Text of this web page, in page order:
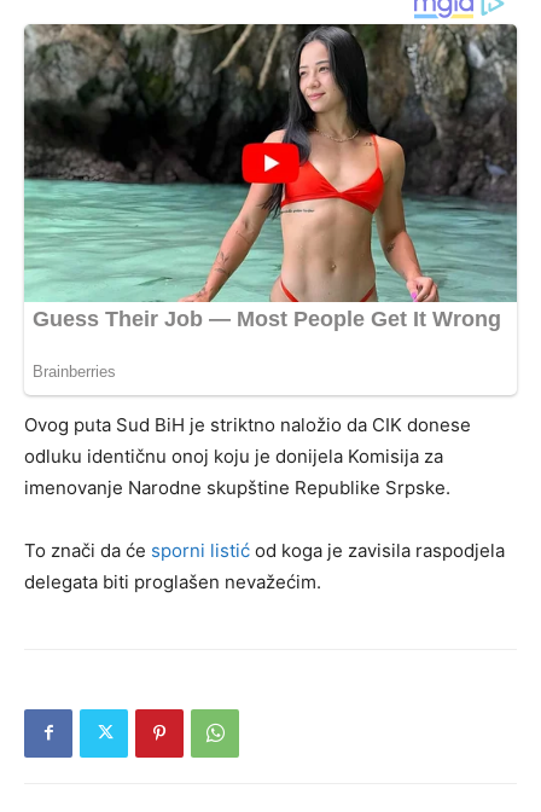
Ovog puta Sud BiH je striktno naložio da CIK donese
odluku identičnu onoj koju je donijela Komisija za
imenovanje Narodne skupštine Republike Srpske.
To znači da će sporni listić od koga je zavisila raspodjela
delegata biti proglašen nevažećim.